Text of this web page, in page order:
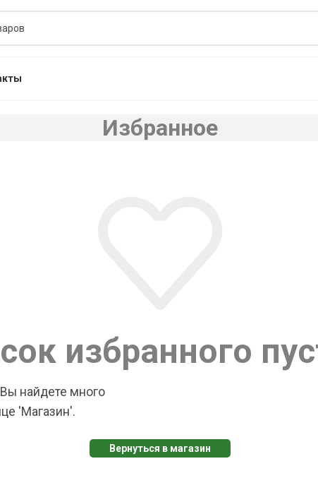
Избранное
избранного
Вы найдете много
'Магазин'.
Вернуться в магазин